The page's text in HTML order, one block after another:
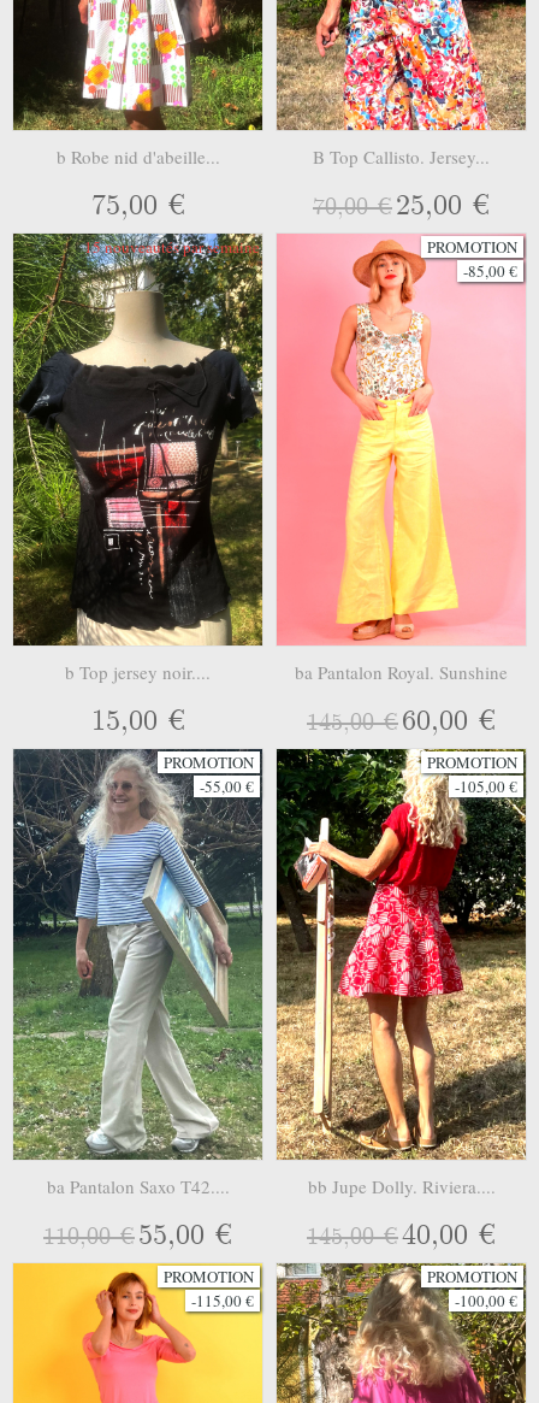
b Robe nid d'abeille...
75,00 €
B Top Callisto. Jersey...
70,00 €25,00 €
15 nouveautés par semaine
b Top jersey noir....
15,00 €
PROMOTION
-85,00 €
ba Pantalon Royal. Sunshine
145,00 €60,00 €
PROMOTION
-55,00 €
ba Pantalon Saxo T42....
110,00 €55,00 €
PROMOTION
-105,00 €
bb Jupe Dolly. Riviera....
145,00 €40,00 €
PROMOTION
-115,00 €
PROMOTION
-100,00 €